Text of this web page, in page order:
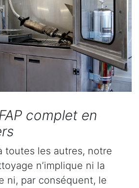
complet en
toutes les autres, notre
n’implique ni la
ni, par conséquent, le